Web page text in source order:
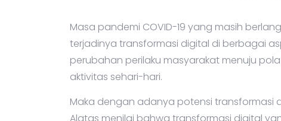
Masa pandemi COVID-19 yang masih
terjadinya transformasi digital di berbagai
perubahan perilaku masyarakat menuju
aktivitas sehari-hari.
Maka dengan adanya potensi transformasi
Alatas menilai bahwa transformasi digital